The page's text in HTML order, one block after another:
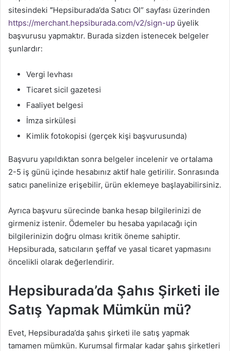
sitesindeki “Hepsiburada’da Satıcı Ol” sayfası üzerinden
https://merchant.hepsiburada.com/v2/sign-up üyelik
başvurusu yapmaktır. Burada sizden istenecek belgeler
şunlardır:
Vergi levhası
Ticaret sicil gazetesi
Faaliyet belgesi
İmza sirkülesi
Kimlik fotokopisi (gerçek kişi başvurusunda)
Başvuru yapıldıktan sonra belgeler incelenir ve ortalama
2-5 iş günü içinde hesabınız aktif hale getirilir. Sonrasında
satıcı panelinize erişebilir, ürün eklemeye başlayabilirsiniz.
Ayrıca başvuru sürecinde banka hesap bilgilerinizi de
girmeniz istenir. Ödemeler bu hesaba yapılacağı için
bilgilerinizin doğru olması kritik öneme sahiptir.
Hepsiburada, satıcıların şeffaf ve yasal ticaret yapmasını
öncelikli olarak değerlendirir.
Hepsiburada’da Şahıs Şirketi ile
Satış Yapmak Mümkün mü?
Evet, Hepsiburada’da şahıs şirketi ile satış yapmak
tamamen mümkün. Kurumsal firmalar kadar şahıs şirketleri